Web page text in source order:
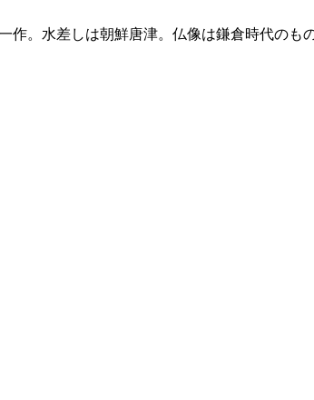
。水差しは朝鮮唐津。仏像は鎌倉時代のもの